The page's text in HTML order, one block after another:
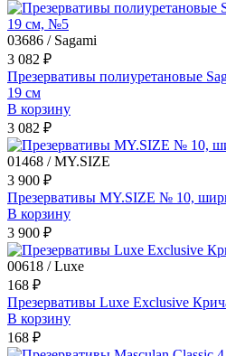
03686 / Sagami
3 082 ₽
Презервативы полиуретановые
19 см
В корзину
3 082 ₽
01468 / MY.SIZE
3 900 ₽
Презервативы MY.SIZE № 10,
В корзину
3 900 ₽
00618 / Luxe
168 ₽
Презервативы Luxe Exclusive
В корзину
168 ₽